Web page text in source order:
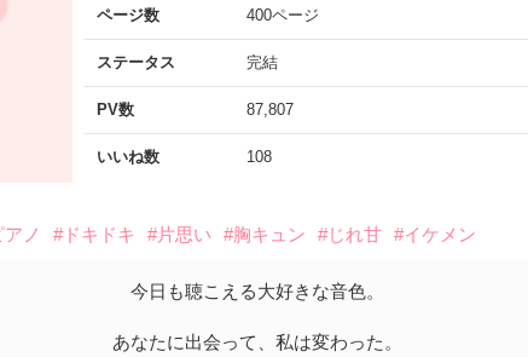
ページ数 400ページ
ステータス 完結
PV数 87,807
いいね数 108
アノ #ドキドキ #片思い #胸キュン #じれ甘 #イケメン
今日も聴こえる大好きな音色。
あなたに出会って、私は変わった。